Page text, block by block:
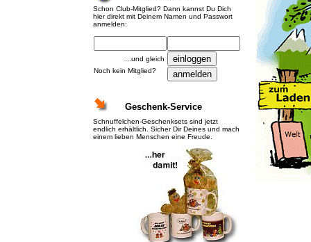
Schon Club-Mitglied? Dann kannst Du Dich
hier direkt mit Deinem Namen und Passwort
anmelden:
...und gleich
Noch kein Mitglied?
Geschenk-Service
Schnuffelchen-Geschenksets sind jetzt
endlich erhältlich. Sicher Dir Deines und mach
einem lieben Menschen eine Freude.